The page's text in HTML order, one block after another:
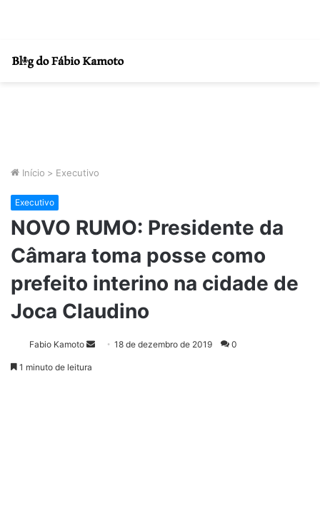
Início > Executivo
Executivo
NOVO RUMO: Presidente da
Câmara toma posse como
prefeito interino na cidade de
Joca Claudino
Fabio Kamoto 18 de dezembro de 2019 0
1 minuto de leitura